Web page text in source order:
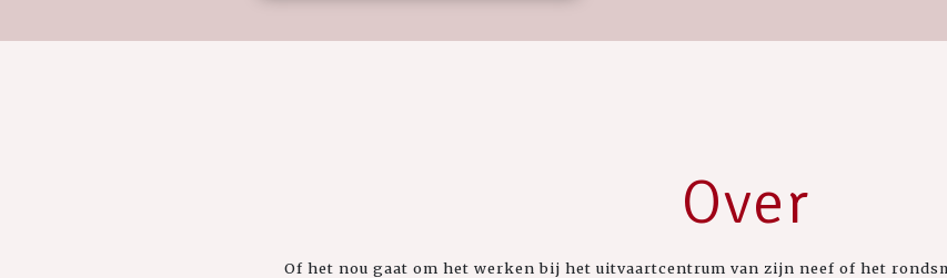
Over
Of het nou gaat om het werken bij het uitvaartcentrum van zijn neef of het